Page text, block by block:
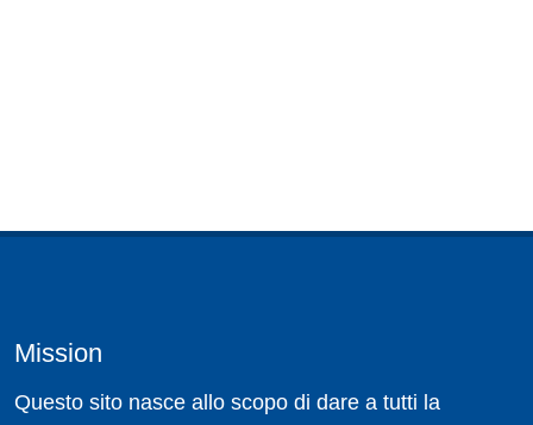
Mission
Questo sito nasce allo scopo di dare a tutti la